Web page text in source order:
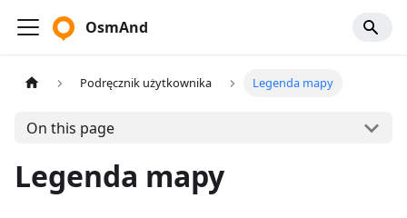
OsmAnd
Podręcznik użytkownika Legenda mapy
On this page
Legenda mapy